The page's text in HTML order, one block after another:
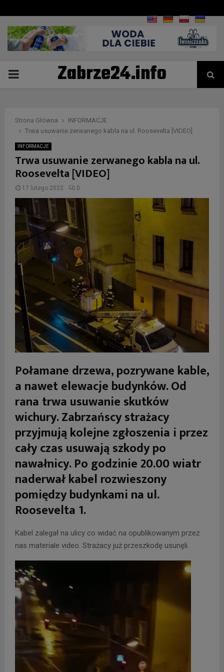
PRIMARYZabrze24.info
Strona Główna
INFORMACJE
Trwa usuwanie zerwanego kabla na ul. Roosevelta [VIDEO]
INFORMACJE
Trwa usuwanie zerwanego kabla na ul.
Roosevelta [VIDEO]
17 lutego 2022 0
Połamane drzewa, pozrywane kable,
a nawet elewacje budynków. Od
rana trwa usuwanie skutków
wichury. Zabrzańscy strażacy
przyjmują kolejne zgłoszenia i przez
cały czas usuwają szkody po
nawałnicy. Po godzinie 20.00 wiatr
naderwał kabel rozwieszony
pomiędzy budynkami na ul.
Roosevelta 1.
Kabel zalegał na ulicy co widać na opublikowanym przez
nas materiale video. Strażacy już przeszkodę usunęli.
d
t
w
a
r